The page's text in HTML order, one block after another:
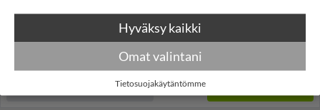
Lennot: Oulu-Ateena
05:00
Paluu:
to 24 syys 15:05
Kokonaishinta€33.390
Huoneen tyyppi ja lento
Hyväksy kaikki
Omat valintani
Tietosuojakäytäntömme